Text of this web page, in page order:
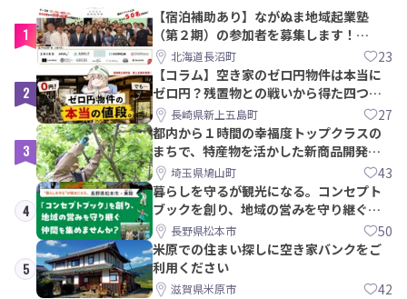
1
【宿泊補助あり】ながぬま地域起業塾
（第２期）の参加者を募集します！
【8/21〆】
北海道長沼町 23
2
【コラム】空き家のゼロ円物件は本当に
ゼロ円？残置物との戦いから得た四つの
教訓｜新上五島町
長崎県新上五島町 27
3
都内から１時間の幸福度トップクラスの
まちで、特産物を活かした新商品開発＆
PRメンバー募集！
埼玉県鳩山町 43
4
暮らしを守るが観光になる。コンセプト
ブックを創り、地域の営みを守り継ぐ仲
間を集めませんか？
長野県松本市 50
5
米原での住まい探しに空き家バンクをご
利用ください
滋賀県米原市 42